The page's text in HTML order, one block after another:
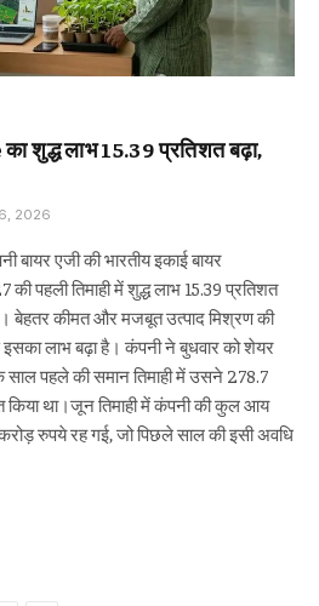
शुद्ध लाभ 15.39 प्रतिशत बढ़ा,
2026
बायर एजी की भारतीय इकाई बायर
की पहली तिमाही में शुद्ध लाभ 15.39 प्रतिशत
बेहतर कीमत और मजबूत उत्पाद मिश्रण की
लाभ बढ़ा है। कंपनी ने बुधवार को शेयर
साल पहले की समान तिमाही में उसने 278.7
किया था।जून तिमाही में कंपनी की कुल आय
रुपये रह गई, जो पिछले साल की इसी अवधि